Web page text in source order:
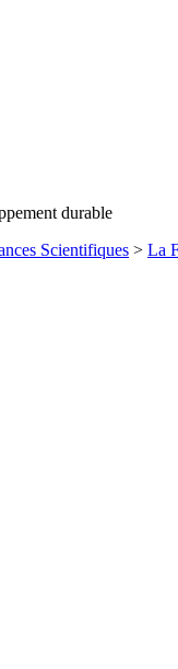
durable
Scientifiques > La